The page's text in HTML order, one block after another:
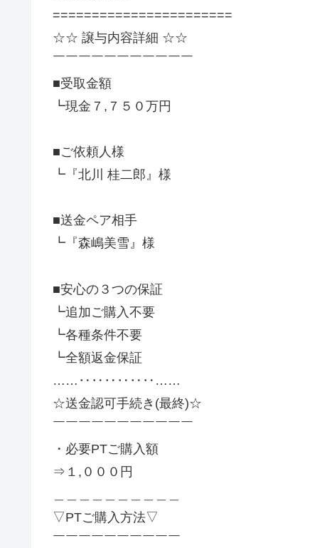
=======================
☆☆ 譲与内容詳細 ☆☆
￣￣￣￣￣￣￣￣￣￣￣
■受取金額
┗現金７,７５０万円
■ご依頼人様
┗『北川 桂二郎』様
■送金ペア相手
┗『森嶋美雪』様
■安心の３つの保証
┗追加ご購入不要
┗各種条件不要
┗全額返金保証
……‥‥‥‥‥‥……
☆送金認可手続き(最終)☆
￣￣￣￣￣￣￣￣￣￣￣
・必要PTご購入額
⇒１,０００円
▽PTご購入方法▽
￣￣￣￣￣￣￣￣￣￣